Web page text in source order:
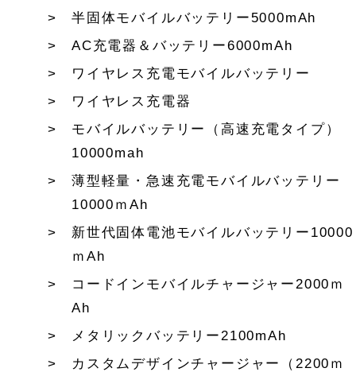
半固体モバイルバッテリー5000mAh
AC充電器＆バッテリー6000mAh
ワイヤレス充電モバイルバッテリー
ワイヤレス充電器
モバイルバッテリー（高速充電タイプ）
10000mah
薄型軽量・急速充電モバイルバッテリー
10000ｍAh
新世代固体電池モバイルバッテリー10000
ｍAh
コードインモバイルチャージャー2000ｍ
Ah
メタリックバッテリー2100mAh
カスタムデザインチャージャー（2200ｍ